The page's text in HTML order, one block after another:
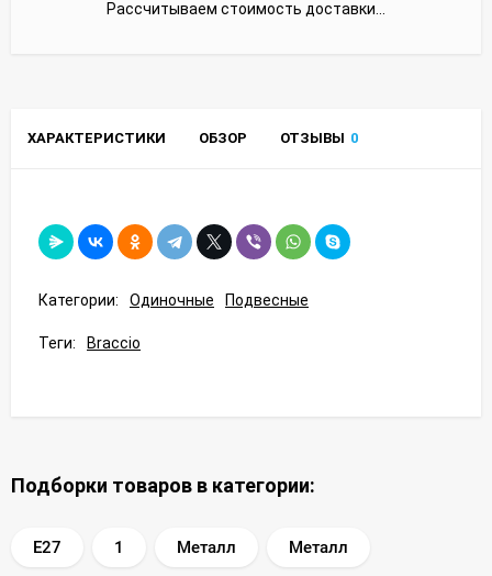
Рассчитываем стоимость доставки...
ХАРАКТЕРИСТИКИ ОБЗОР ОТЗЫВЫ 0
Категории: Одиночные Подвесные
Теги: Braccio
Подборки товаров в категории:
E27 1 Металл Металл